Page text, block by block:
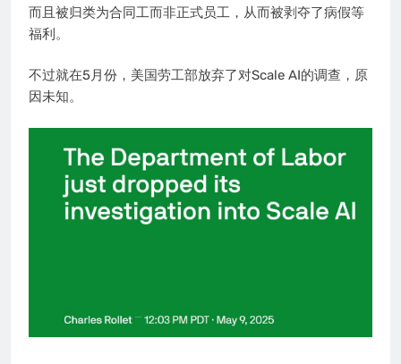
而且被归类为合同工而非正式员工，从而被剥夺了病假等
福利。
不过就在5月份，美国劳工部放弃了对Scale AI的调查，原
因未知。